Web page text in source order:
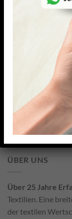
Vorrätig
Jetzt für
Zum
ÜBER UNS
Über 25 Jahre
Textilien. Eine
der textilen